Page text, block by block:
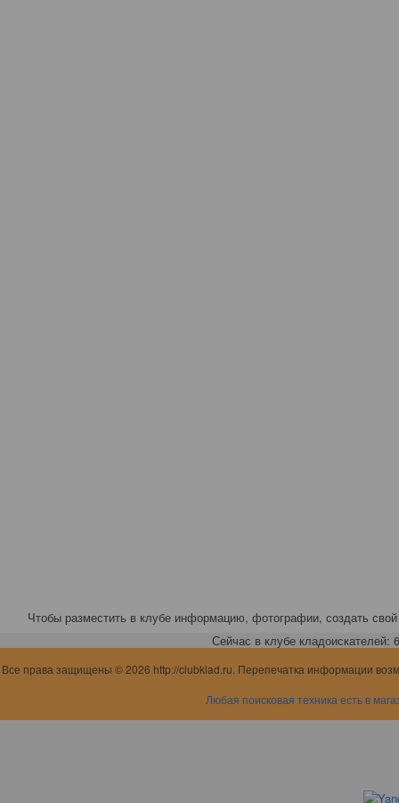
Чтобы разместить в клубе информацию, фотографии, создать свой
Сейчас в клубе кладоискателей:
Все права защищены © 2026 http://clubklad.ru. Перепечатка информации
Любая поисковая техника есть в